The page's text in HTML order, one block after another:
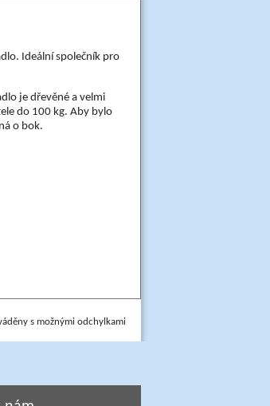
Ideální společník pro
je dřevěné a velmi
do 100 kg. Aby bylo
o bok.
s možnými odchylkami